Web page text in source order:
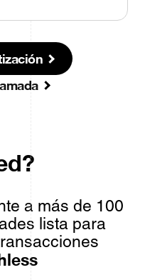
a más de 100
lista para